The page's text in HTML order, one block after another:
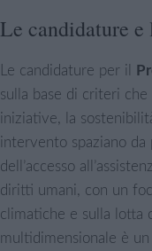
Le candidature
Le candidature per il
sulla base di criteri che
iniziative, la
intervento spaziano
dell’accesso
diritti umani, con un
climatiche e sulla lotta
multidimensionale è